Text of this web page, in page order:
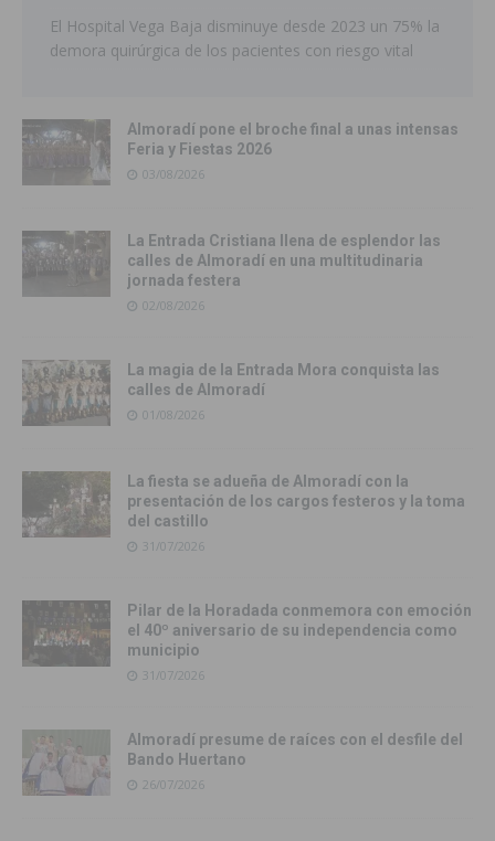
El Hospital Vega Baja disminuye desde 2023 un 75% la
demora quirúrgica de los pacientes con riesgo vital
Almoradí pone el broche final a unas intensas
Feria y Fiestas 2026
03/08/2026
La Entrada Cristiana llena de esplendor las
calles de Almoradí en una multitudinaria
jornada festera
02/08/2026
La magia de la Entrada Mora conquista las
calles de Almoradí
01/08/2026
La fiesta se adueña de Almoradí con la
presentación de los cargos festeros y la toma
del castillo
31/07/2026
Pilar de la Horadada conmemora con emoción
el 40º aniversario de su independencia como
municipio
31/07/2026
Almoradí presume de raíces con el desfile del
Bando Huertano
26/07/2026